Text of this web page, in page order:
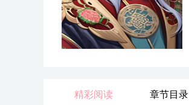
精彩阅读 章节目录